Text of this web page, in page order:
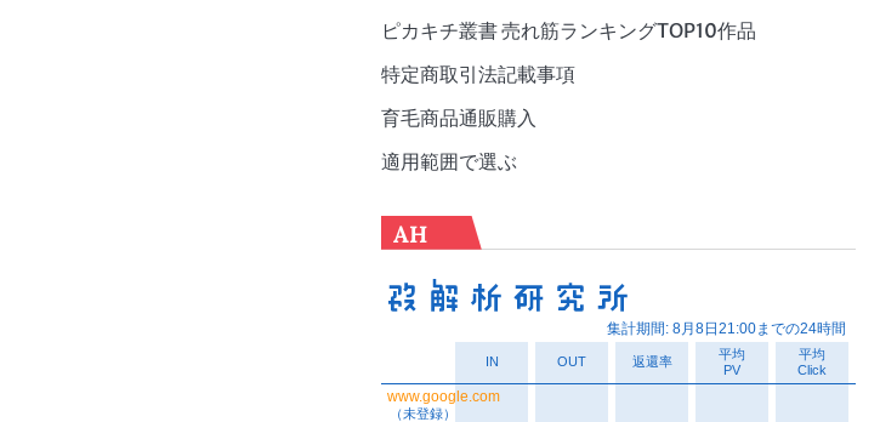
ピカキチ叢書 売れ筋ランキングTOP10作品
特定商取引法記載事項
育毛商品通販購入
適用範囲で選ぶ
AH